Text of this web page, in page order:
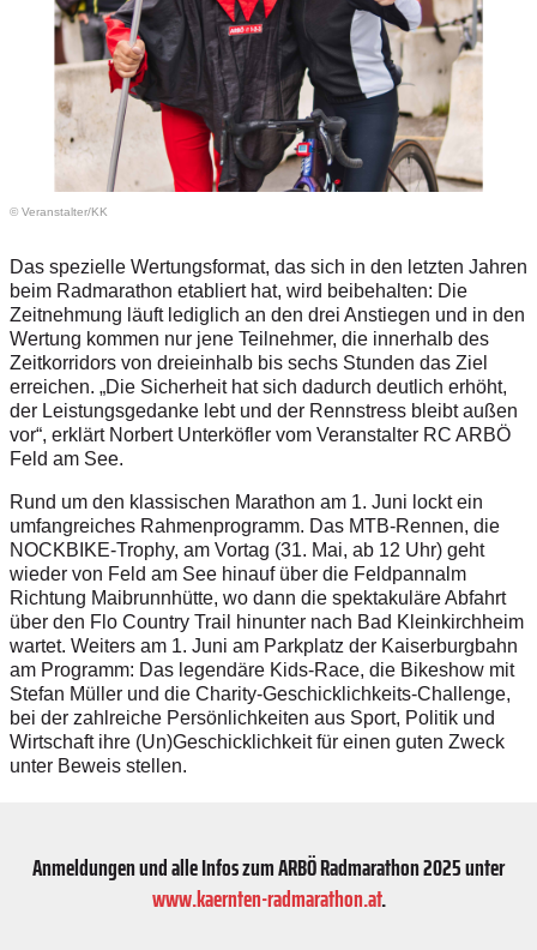
© Veranstalter/KK
Das spezielle Wertungsformat, das sich in den letzten Jahren
beim Radmarathon etabliert hat, wird beibehalten: Die
Zeitnehmung läuft lediglich an den drei Anstiegen und in den
Wertung kommen nur jene Teilnehmer, die innerhalb des
Zeitkorridors von dreieinhalb bis sechs Stunden das Ziel
erreichen. „Die Sicherheit hat sich dadurch deutlich erhöht,
der Leistungsgedanke lebt und der Rennstress bleibt außen
vor“, erklärt Norbert Unterköfler vom Veranstalter RC ARBÖ
Feld am See.
Rund um den klassischen Marathon am 1. Juni lockt ein
umfangreiches Rahmenprogramm. Das MTB-Rennen, die
NOCKBIKE-Trophy, am Vortag (31. Mai, ab 12 Uhr) geht
wieder von Feld am See hinauf über die Feldpannalm
Richtung Maibrunnhütte, wo dann die spektakuläre Abfahrt
über den Flo Country Trail hinunter nach Bad Kleinkirchheim
wartet. Weiters am 1. Juni am Parkplatz der Kaiserburgbahn
am Programm: Das legendäre Kids-Race, die Bikeshow mit
Stefan Müller und die Charity-Geschicklichkeits-Challenge,
bei der zahlreiche Persönlichkeiten aus Sport, Politik und
Wirtschaft ihre (Un)Geschicklichkeit für einen guten Zweck
unter Beweis stellen.
Anmeldungen und alle Infos zum ARBÖ Radmarathon 2025 unter
www.kaernten-radmarathon.at.